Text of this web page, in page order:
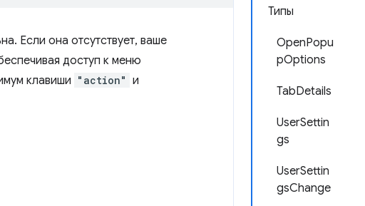
Типы
OpenPopu
pOptions
TabDetails
UserSettin
gs
UserSettin
gsChange
Если она отсутствует, ваше
доступ к меню
клавиши "action" и